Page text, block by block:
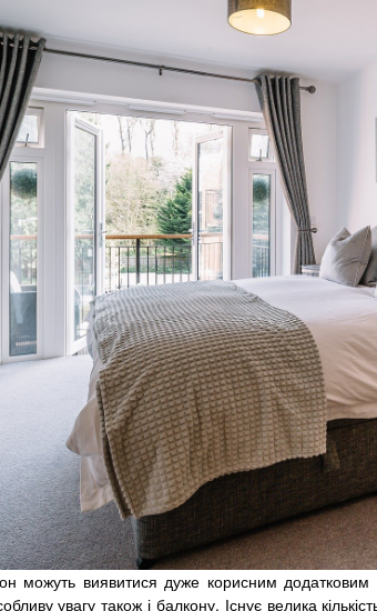
можуть виявитися дуже корисним
увагу також і балкону. Існує велика